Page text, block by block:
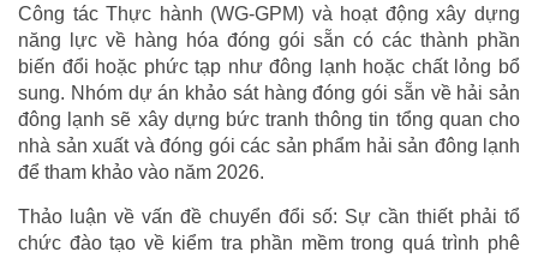
Công tác Thực hành (WG-GPM) và hoạt động xây dựng
năng lực về hàng hóa đóng gói sẵn có các thành phần
biến đổi hoặc phức tạp như đông lạnh hoặc chất lỏng bổ
sung. Nhóm dự án khảo sát hàng đóng gói sẵn về hải sản
đông lạnh sẽ xây dựng bức tranh thông tin tổng quan cho
nhà sản xuất và đóng gói các sản phẩm hải sản đông lạnh
để tham khảo vào năm 2026.
Thảo luận về vấn đề chuyển đổi số: Sự cần thiết phải tổ
chức đào tạo về kiểm tra phần mềm trong quá trình phê